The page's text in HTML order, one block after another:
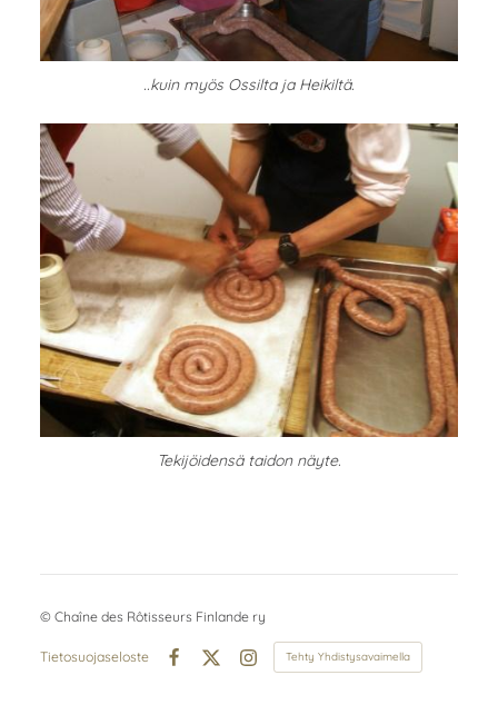
..kuin myös Ossilta ja Heikiltä.
Tekijöidensä taidon näyte.
© Chaîne des Rôtisseurs Finlande ry
Tietosuojaseloste
Instagram
Tehty Yhdistysavaimella